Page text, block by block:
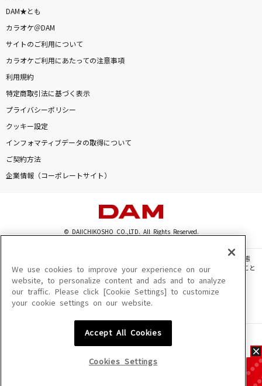
DAM★とも
カラオケ＠DAM
サイトのご利用について
カラオケご利用にあたっての注意事項
利用規約
特定商取引法に基づく表示
プライバシーポリシー
クッキー設定
インフォマティブデータの取得について
ご契約方法
企業情報（コーポレートサイト）
© DAIICHIKOSHO CO.,LTD. All Rights Reserved.
このサイトに掲載されている一切の文章・画像・写真・動画・音声等を、手段や形態
を問わず、著作権法の定める範囲を超えて無断で複製、転載、ファイル化などすること
を禁じます。
楽曲及びコンテンツは、機種によりご利用いただけない場合があります。
楽曲及びコンテンツの配信日、配信内容が変更になる場合があります。
We use cookies to improve your experience on our
website, to personalize content and ads and to analyze
our traffic. Please click [Cookie Settings] to customize
your cookie settings on our website.
Accept All Cookies
Cookies Settings